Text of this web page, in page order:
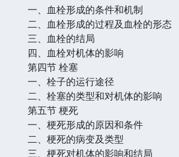
一、血栓形成的条件和机制
二、血栓形成的过程及血栓的形态
三、血栓的结局
四、血栓对机体的影响
第四节 栓塞
一、栓子的运行途径
二、栓塞的类型和对机体的影响
第五节 梗死
一、梗死形成的原因和条件
二、梗死的病变及类型
三、梗死对机体的影响和结局